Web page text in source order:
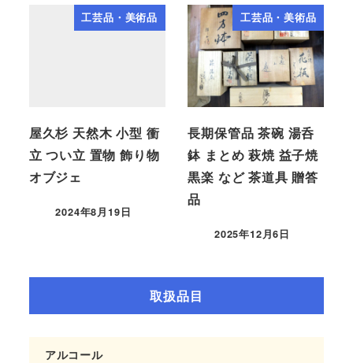
工芸品・美術品
屋久杉 天然木 小型 衝
立 つい立 置物 飾り物
オブジェ
2024年8月19日
工芸品・美術品
長期保管品 茶碗 湯呑
鉢 まとめ 萩焼 益子焼
黒楽 など 茶道具 贈答
品
2025年12月6日
取扱品目
アルコール